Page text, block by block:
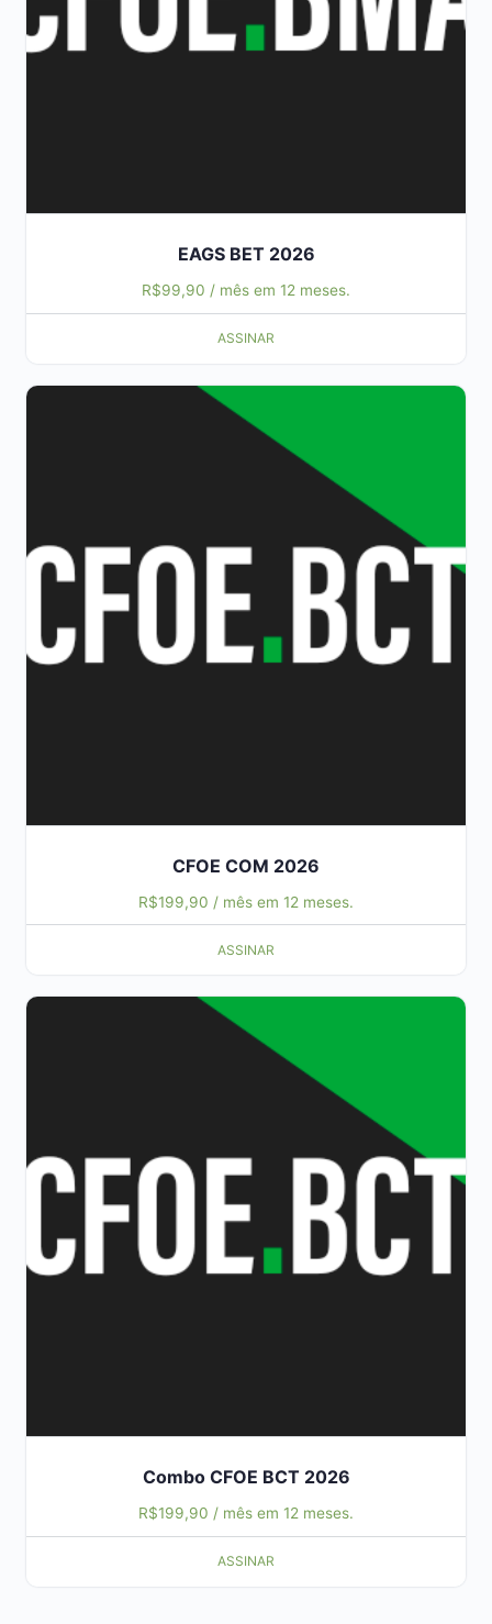
EAGS BET 2026
R$99,90 / mês em 12 meses.
ASSINAR
CFOE COM 2026
R$199,90 / mês em 12 meses.
ASSINAR
Combo CFOE BCT 2026
R$199,90 / mês em 12 meses.
ASSINAR